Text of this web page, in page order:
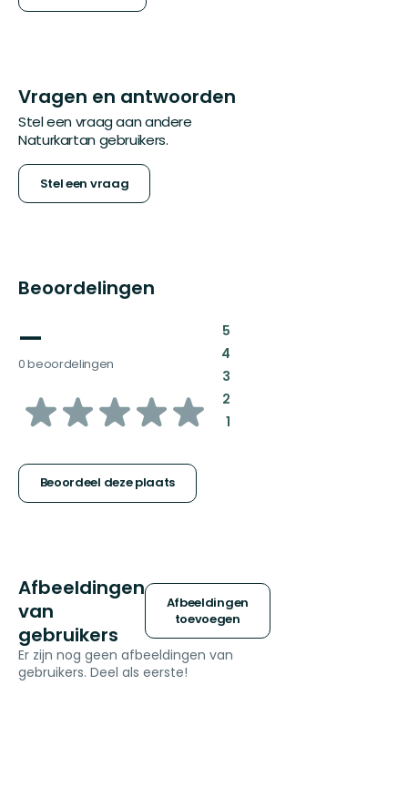
Vragen en antwoorden
Stel een vraag aan andere
Naturkartan gebruikers.
Stel een vraag
Beoordelingen
—
0 beoordelingen
van
sterren
Beoordeel deze plaats
5:
4:
3:
2:
1:
Afbeeldingen
van
gebruikers
Afbeeldingen
toevoegen
Er zijn nog geen afbeeldingen van
gebruikers. Deel als eerste!